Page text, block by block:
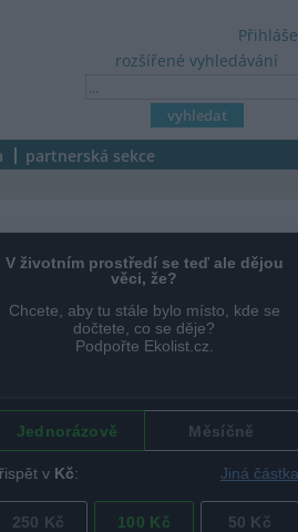
rozšířené vyhledávání
partnerská sekce